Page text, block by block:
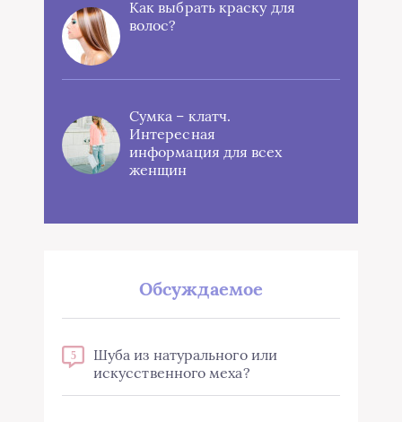
Как выбрать краску для
волос?
Сумка – клатч.
Интересная
информация для всех
женщин
Обсуждаемое
5
Шуба из натурального или
искусственного меха?